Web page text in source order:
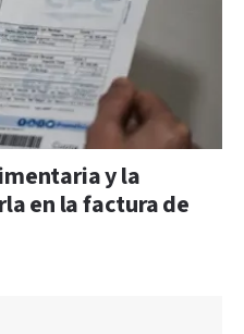
y la
en la factura de